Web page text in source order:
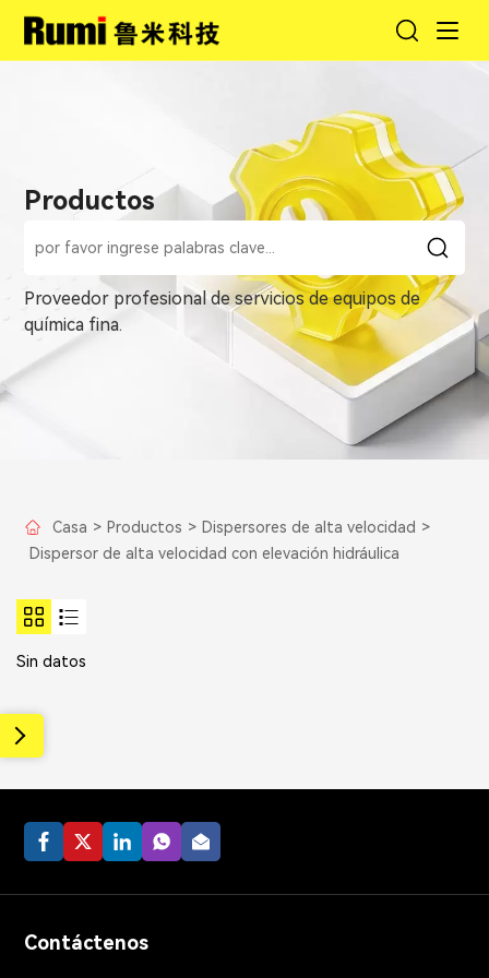
Productos
Proveedor profesional de servicios de equipos de
química fina.
Casa > Productos > Dispersores de alta velocidad >
Dispersor de alta velocidad con elevación hidráulica
Sin datos
Contáctenos